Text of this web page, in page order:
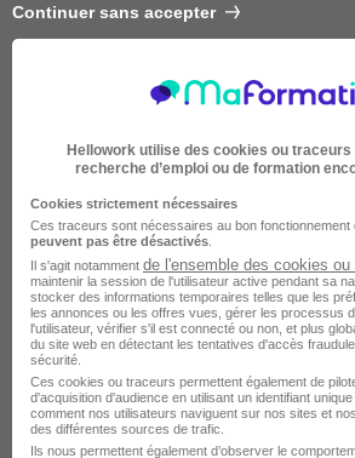
Continuer sans accepter
Hellowork utilise des cookies ou
recherche d’emploi ou de formation
Cookies strictement nécessaires
Ces traceurs sont nécessaires au bon
peuvent pas être désactivés
Il s'agit notamment de l'ensemble des cookies ou
maintenir la session de l'utilisateur active pendant sa
stocker des informations temporaires telles que les
les annonces ou les offres vues, gérer les processus
l'utilisateur, vérifier s'il est connecté ou non, et plus
du site web en détectant les tentatives d'accès
sécurité.
Ces cookies ou traceurs permettent également de
d'acquisition d'audience en utilisant un identifiant
comment nos utilisateurs naviguent sur nos sites et
des différentes sources de trafic.
Ils nous permettent également d’observer le